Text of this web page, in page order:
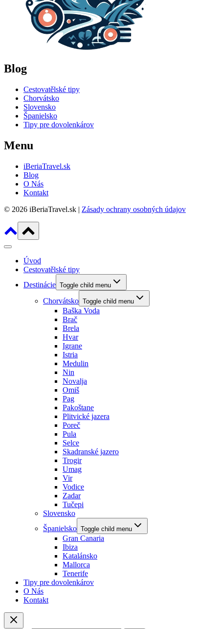
Blog
Cestovatělské tipy
Chorvátsko
Slovensko
Španielsko
Tipy pre dovolenkárov
Menu
iBeriaTravel.sk
Blog
O Nás
Kontakt
© 2026 iBeriaTravel.sk | Zásady ochrany osobných údajov
Úvod
Cestovatělské tipy
Destinácie Toggle child menu
Chorvátsko Toggle child menu
Baška Voda
Brač
Brela
Hvar
Igrane
Istria
Medulin
Nin
Novalja
Omiš
Pag
Pakoštane
Plitvické jazera
Poreč
Pula
Selce
Skadranské jazero
Trogir
Umag
Vir
Vodice
Zadar
Tučepi
Slovensko
Španielsko Toggle child menu
Gran Canaria
Ibiza
Katalánsko
Mallorca
Tenerife
Tipy pre dovolenkárov
O Nás
Kontakt